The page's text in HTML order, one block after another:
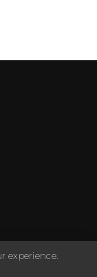
dress for it. ©
experience.